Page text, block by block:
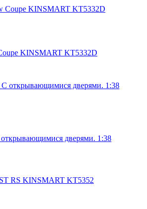
KINSMART KT5332D
дверями. 1:38